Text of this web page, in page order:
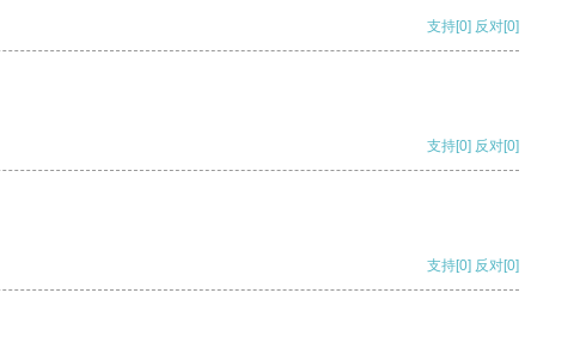
支持[0] 反对[0]
支持[0] 反对[0]
支持[0] 反对[0]